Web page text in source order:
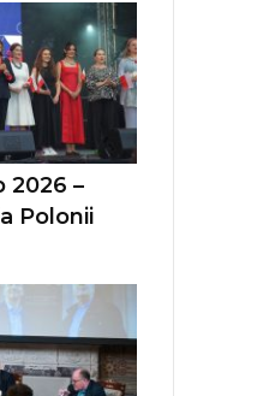
2026 –
Polonii